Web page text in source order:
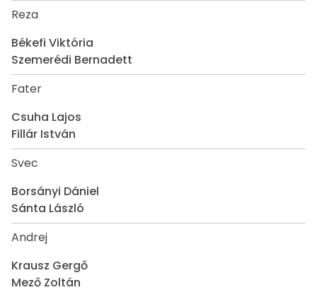
Reza
Békefi Viktória
Szemerédi Bernadett
Fater
Csuha Lajos
Fillár István
Svec
Borsányi Dániel
Sánta László
Andrej
Krausz Gergő
Mező Zoltán